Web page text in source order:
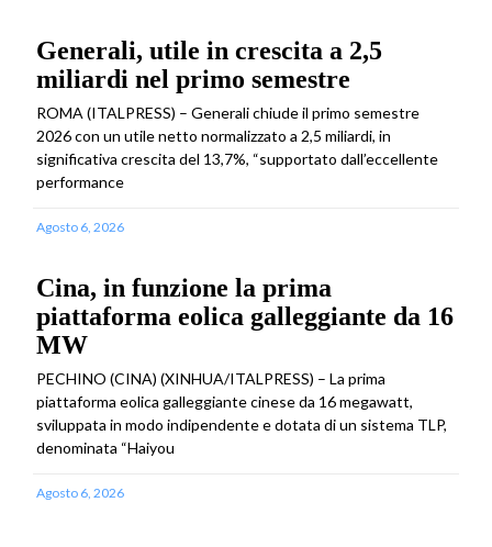
Generali, utile in crescita a 2,5
miliardi nel primo semestre
ROMA (ITALPRESS) – Generali chiude il primo semestre
2026 con un utile netto normalizzato a 2,5 miliardi, in
significativa crescita del 13,7%, “supportato dall’eccellente
performance
Agosto 6, 2026
Cina, in funzione la prima
piattaforma eolica galleggiante da 16
MW
PECHINO (CINA) (XINHUA/ITALPRESS) – La prima
piattaforma eolica galleggiante cinese da 16 megawatt,
sviluppata in modo indipendente e dotata di un sistema TLP,
denominata “Haiyou
Agosto 6, 2026